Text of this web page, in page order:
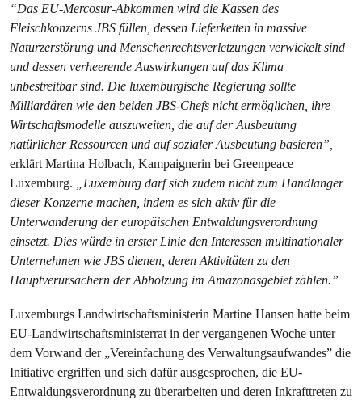
“Das EU-Mercosur-Abkommen wird die Kassen des
Fleischkonzerns JBS füllen, dessen Lieferketten in massive
Naturzerstörung und Menschenrechtsverletzungen verwickelt sind
und dessen verheerende Auswirkungen auf das Klima
unbestreitbar sind. Die luxemburgische Regierung sollte
Milliardären wie den beiden JBS-Chefs nicht ermöglichen, ihre
Wirtschaftsmodelle auszuweiten, die auf der Ausbeutung
natürlicher Ressourcen und auf sozialer Ausbeutung basieren”,
erklärt Martina Holbach, Kampaignerin bei Greenpeace
Luxemburg. „Luxemburg darf sich zudem nicht zum Handlanger
dieser Konzerne machen, indem es sich aktiv für die
Unterwanderung der europäischen Entwaldungsverordnung
einsetzt. Dies würde in erster Linie den Interessen multinationaler
Unternehmen wie JBS dienen, deren Aktivitäten zu den
Hauptverursachern der Abholzung im Amazonasgebiet zählen.”
Luxemburgs Landwirtschaftsministerin Martine Hansen hatte beim
EU-Landwirtschaftsministerrat in der vergangenen Woche unter
dem Vorwand der „Vereinfachung des Verwaltungsaufwandes” die
Initiative ergriffen und sich dafür ausgesprochen, die EU-
Entwaldungsverordnung zu überarbeiten und deren Inkrafttreten zu